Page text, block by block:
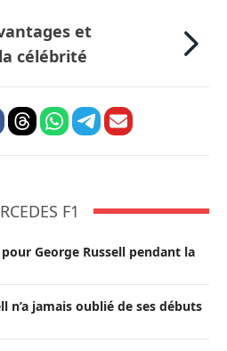
et
célébrité
F1
George Russell pendant la
n’a jamais oublié de ses débuts